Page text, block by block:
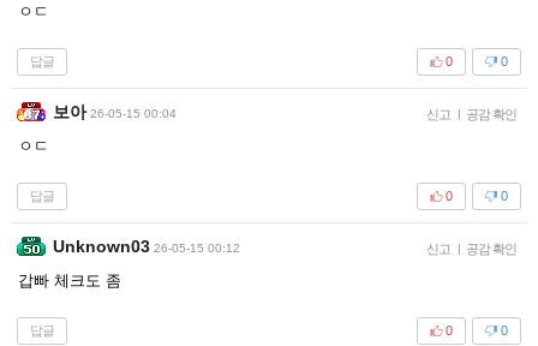
ㅇㄷ
답글 0
0
보아 26-05-15 00:04 신고 | 공감 확인
ㅇㄷ
답글 0
0
Unknown03 26-05-15 00:12 신고 | 공감 확인
갑빠 체크도 좀
답글 0
0